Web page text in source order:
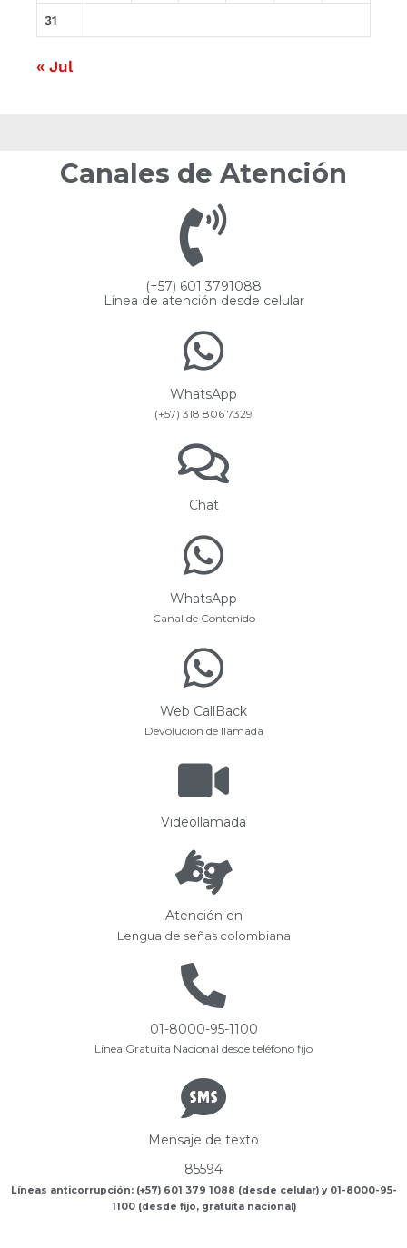
31
« Jul
Canales de Atención
(+57) 601 3791088
Línea de atención desde celular
WhatsApp
(+57) 318 806 7329
Chat
WhatsApp
Canal de Contenido
Web CallBack
Devolución de llamada
Videollamada
Atención en
Lengua de señas colombiana
01-8000-95-1100
Línea Gratuita Nacional desde teléfono fijo
Mensaje de texto
85594
Líneas anticorrupción: (+57) 601 379 1088 (desde celular) y 01-8000-95-
1100 (desde fijo, gratuita nacional)